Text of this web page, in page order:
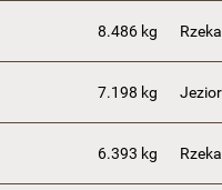
8.486 kg
7.198 kg
6.393 kg